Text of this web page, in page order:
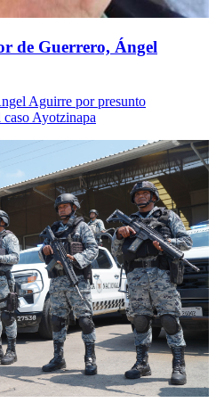
de Guerrero, Ángel
Aguirre por presunto
Ayotzinapa